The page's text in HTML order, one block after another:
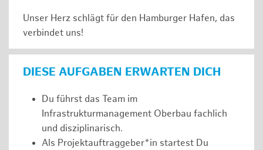
Unser Herz schlägt für den Hamburger Hafen, das
verbindet uns!
DIESE AUFGABEN ERWARTEN DICH
Du führst das Team im
Infrastrukturmanagement Oberbau fachlich
und disziplinarisch.
Als Projektauftraggeber*in startest Du